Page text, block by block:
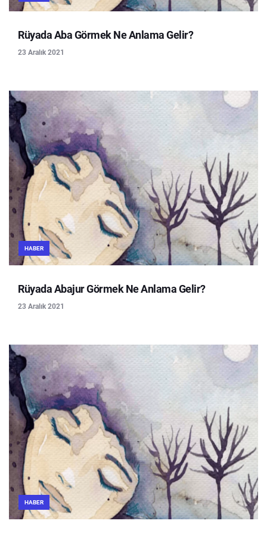
Rüyada Aba Görmek Ne Anlama Gelir?
23 Aralık 2021
HABER
Rüyada Abajur Görmek Ne Anlama Gelir?
23 Aralık 2021
HABER